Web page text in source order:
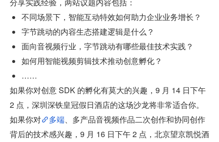
不同场景下，智能互动特效如何助力企业业务增长？
字节跳动的内容生态搭建逻辑是什么？
面向音视频行业，字节跳动有哪些最佳技术实践？
如何用智能视频剪辑技术推动创意孵化？
……
如果你对创意 SDK 的孵化有莫大的兴趣，9 月 14 日下午
2 点，深圳深铁皇冠假日酒店的这场沙龙将非常适合你。
如果你对
多端 、多产品音视频作品二次创作和协同创作
背后的技术感兴趣，9 月 16 日下午 2 点，北京望京凯悦酒